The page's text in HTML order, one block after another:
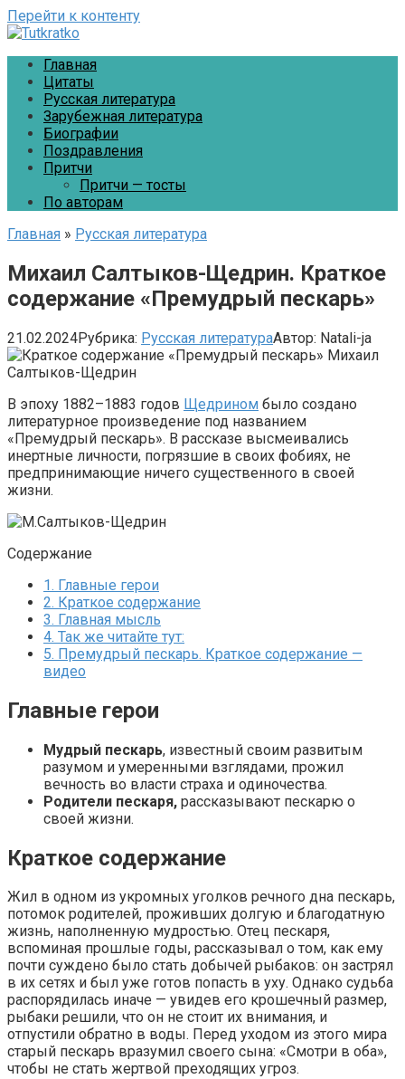
Перейти к контенту
Главная
Цитаты
Русская литература
Зарубежная литература
Биографии
Поздравления
Притчи
Притчи — тосты
По авторам
Главная » Русская литература
Михаил Салтыков-Щедрин. Краткое
содержание «Премудрый пескарь»
21.02.2024Рубрика: Русская литератураАвтор: Natali-ja
В эпоху 1882–1883 годов Щедрином было создано
литературное произведение под названием
«Премудрый пескарь». В рассказе высмеивались
инертные личности, погрязшие в своих фобиях, не
предпринимающие ничего существенного в своей
жизни.
Содержание
1. Главные герои
2. Краткое содержание
3. Главная мысль
4. Так же читайте тут:
5. Премудрый пескарь. Краткое содержание —
видео
Главные герои
Мудрый пескарь, известный своим развитым
разумом и умеренными взглядами, прожил
вечность во власти страха и одиночества.
Родители пескаря, рассказывают пескарю о
своей жизни.
Краткое содержание
Жил в одном из укромных уголков речного дна пескарь,
потомок родителей, проживших долгую и благодатную
жизнь, наполненную мудростью. Отец пескаря,
вспоминая прошлые годы, рассказывал о том, как ему
почти суждено было стать добычей рыбаков: он застрял
в их сетях и был уже готов попасть в уху. Однако судьба
распорядилась иначе — увидев его крошечный размер,
рыбаки решили, что он не стоит их внимания, и
отпустили обратно в воды. Перед уходом из этого мира
старый пескарь вразумил своего сына: «Смотри в оба»,
чтобы не стать жертвой преходящих угроз.